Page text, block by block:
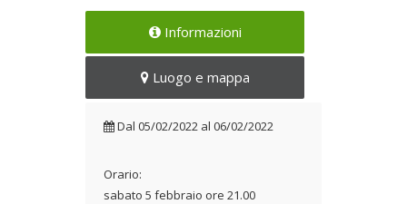
Informazioni
Luogo e mappa
Dal 05/02/2022 al 06/02/2022
Orario:
sabato 5 febbraio ore 21.00